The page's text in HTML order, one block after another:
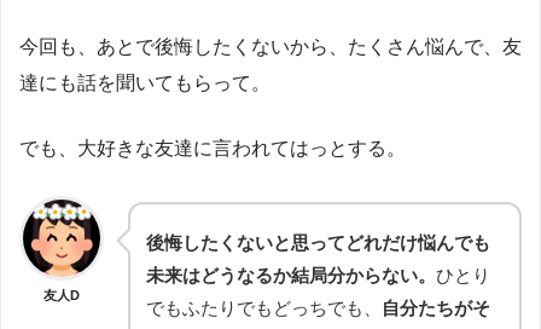
今回も、あとで後悔したくないから、たくさん悩んで、友
達にも話を聞いてもらって。
でも、大好きな友達に言われてはっとする。
友人D
後悔したくないと思ってどれだけ悩んでも
未来はどうなるか結局分からない。 ひとり
でもふたりでもどっちでも、
自分たちがそ